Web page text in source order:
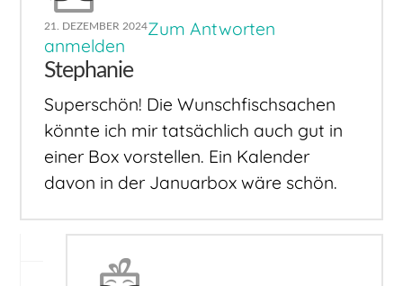
21. DEZEMBER 2024Zum Antworten
anmelden
Stephanie
Superschön! Die Wunschfischsachen
könnte ich mir tatsächlich auch gut in
einer Box vorstellen. Ein Kalender
davon in der Januarbox wäre schön.